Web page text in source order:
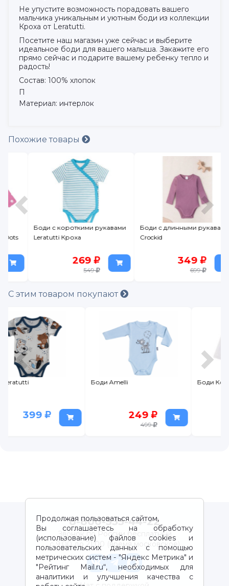
Не упустите возможность порадовать вашего
мальчика уникальным и уютным боди из коллекции
Кроха от Leratutti.
Посетите наш магазин уже сейчас и выберите
идеальное боди для вашего малыша. Закажите его
прямо сейчас и подарите вашему ребенку тепло и
радость!
Состав: 100% хлопок
П
Материал: интерлок
Похожие товары
Боди с короткими рукавами
Leratutti Кроха
269
Боди с длинными рукавами
Crockid
349
С этим товаром покупают
Боди Amelli
249
499
Боди Котмаркот Уют
339
679
Продолжая пользоваться сайтом,
Вы соглашаетесь на обработку
(использование) файлов cookies и
пользовательских данных с помощью
метрических систем - "Яндекс Метрика" и
"Рейтинг Mail.ru“, необходимых для
аналитики и улучшения качества с
8-800-333-44-22
Звонок по России бесплатный
с 9:00 до 21:00 (время московское)